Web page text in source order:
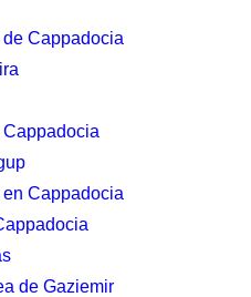
Cappadocia
Cappadocia
de Gaziemir